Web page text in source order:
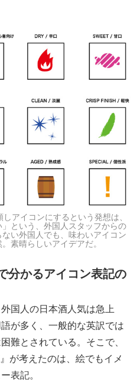
アイコンにするという発想は、
」という、外国人スタッフからの
い外国人でも、味わいアイコン
素晴らしいアイデアだ。
分かるアイコン表記の
国人の日本酒人気は急上
が多く、一般的な英訳では
難とされている。そこで、
が考えたのは、絵でもイメ
表記。